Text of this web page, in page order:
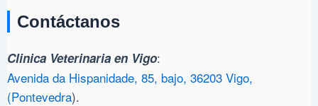
Contáctanos
Clinica Veterinaria en Vigo:
Avenida da Hispanidade, 85, bajo, 36203 Vigo,
(Pontevedra).